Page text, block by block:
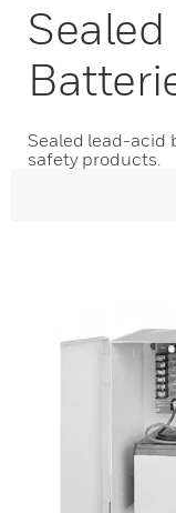
Sealed lead-acid
safety products.